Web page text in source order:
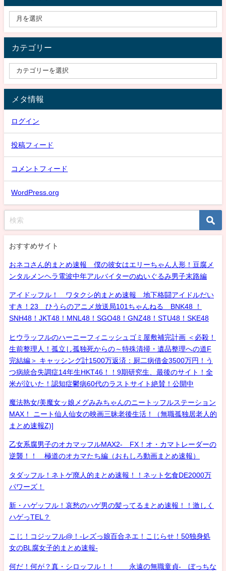
カテゴリー
メタ情報
ログイン
投稿フィード
コメントフィード
WordPress.org
おすすめサイト
おネコさん的まとめ速報 僕の彼女はエリーちゃん人形！豆腐メ
ンタルメンヘラ電波中年アルバイターのぬいぐるみ男子末路編
アイドッフル！ ワタクシ的まとめ速報 地下格闘アイドルだい
すき！23 ひうらのアニメ放送局101ちゃんねる BNK48 ！
SNH48！JKT48！MNL48！SGO48！GNZ48！STU48！SKE48
ヒウラッフルのハーニーフィニッシュゴミ屋敷補完計画 ＜必殺！
生前整理人！孤立し孤独死からの～特殊清掃・遺品整理への道F
完結編＞ キャッシング計1500万返済：厨二病借金3500万円！う
つ病統合失調症14年生HKT46！！9期研究生、最後のサイト！全
米が泣いた！認知症鬱病60代のラストサイト絶賛！公開中
魔法熟女/美魔女ッ娘メグみみちゃんのニートッフルステーション
MAX！ ニート仙人仙女の映画三昧老後生活！（無職孤独居老人的
まとめ速報Z)]
乙女系腐男子のオカマッフルMAX2- FX！オ・カマトレーダーの
逆襲！！ 極道のオカマたち編（おもしろ動画まとめ速報）
タダッフル！ネトゲ廃人的まとめ速報！！ネット乞食DE2000万
パワーズ！
新・ハゲッフル！哀愁のハゲ男の髪ってるまとめ速報！！激しく
ハゲっTEL？
こじ！コジッフル@！-レズっ娘百合ネエ！こじらせ！50独身処
女のBL腐女子的まとめ速報-
何だ！何が？真・シロッフル！！ 永遠の無職童貞- ぼっちな